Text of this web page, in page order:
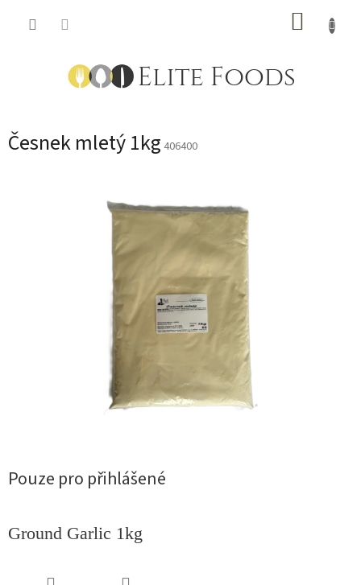
Česnek mletý 1kg 406400
Pouze pro přihlášené
Ground Garlic 1kg